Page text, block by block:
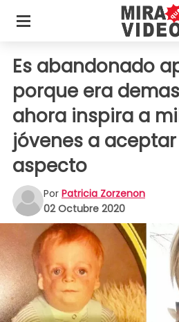
Es abandonado
porque era
ahora inspira a
jóvenes a
aspecto
Por Patricia Zorzenon
02 Octubre 2020